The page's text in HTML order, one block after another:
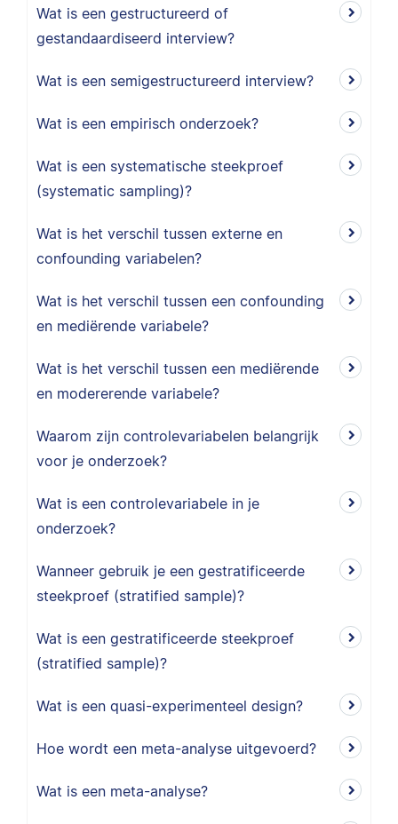
Wat is een gestructureerd of
gestandaardiseerd interview?
Wat is een semigestructureerd interview?
Wat is een empirisch onderzoek?
Wat is een systematische steekproef
(systematic sampling)?
Wat is het verschil tussen externe en
confounding variabelen?
Wat is het verschil tussen een confounding
en mediërende variabele?
Wat is het verschil tussen een mediërende
en modererende variabele?
Waarom zijn controlevariabelen belangrijk
voor je onderzoek?
Wat is een controlevariabele in je
onderzoek?
Wanneer gebruik je een gestratificeerde
steekproef (stratified sample)?
Wat is een gestratificeerde steekproef
(stratified sample)?
Wat is een quasi-experimenteel design?
Hoe wordt een meta-analyse uitgevoerd?
Wat is een meta-analyse?